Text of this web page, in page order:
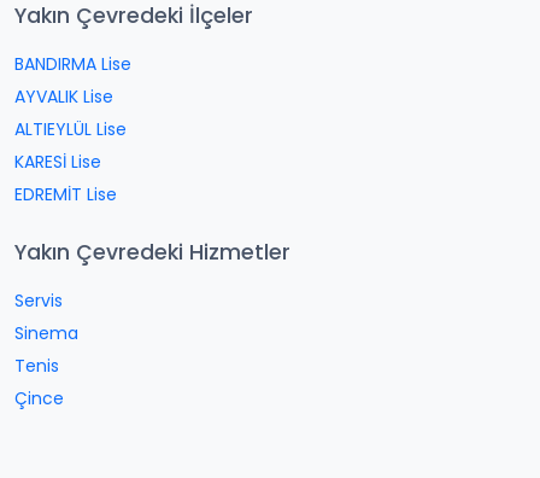
Yakın Çevredeki İlçeler
BANDIRMA Lise
AYVALIK Lise
ALTIEYLÜL Lise
KARESİ Lise
EDREMİT Lise
Yakın Çevredeki Hizmetler
Servis
Sinema
Tenis
Çince